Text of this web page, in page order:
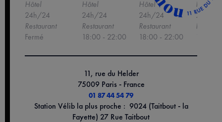
Hôtel
24h/24
Restaurant
Fermé
Hôtel
24h/24
Restaurant
18:00 - 22:00
Hôtel
24h/24
Restaurant
18:00 - 22:00
Hôtel
24h/24
11, rue du Helder
75009 Paris - France
01 87 44 54 79
Station Vélib la plus proche : 9024 (Taitbout - la
Fayette) 27 Rue Taitbout